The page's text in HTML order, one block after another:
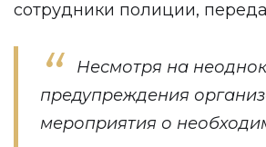
сотрудники полиции,
Несмотря на
предупреждения
мероприятия о